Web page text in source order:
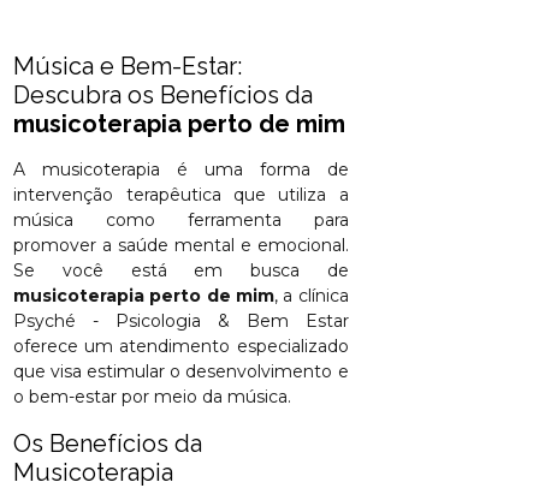
Música e Bem-Estar:
Descubra os Benefícios da
musicoterapia perto de mim
A musicoterapia é uma forma de
intervenção terapêutica que utiliza a
música como ferramenta para
promover a saúde mental e emocional.
Se você está em busca de
musicoterapia perto de mim, a clínica
Psyché - Psicologia & Bem Estar
oferece um atendimento especializado
que visa estimular o desenvolvimento e
o bem-estar por meio da música.
Os Benefícios da
Musicoterapia